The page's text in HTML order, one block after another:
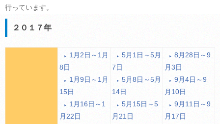
行っています。
２０１７年
1月2日～1月
8日
1月9日～1月
15日
1月16日～1
月22日
5月1日～5月
7日
5月8日～5月
14日
5月15日～5
月21日
8月28日～9
月3日
9月4日～9
月10日
9月11日～9
月17日